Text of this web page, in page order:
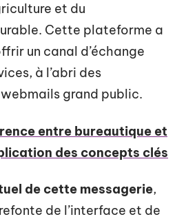
et du
Cette plateforme a
un canal d’échange
à l’abri des
grand public.
entre bureautique et
des concepts clés
de cette messagerie,
de l’interface et de